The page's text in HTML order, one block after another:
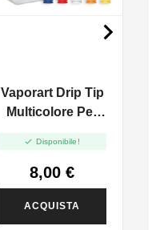
Vaporart Drip Tip
Multicolore Per
 Disponibile!
8,00 €
ACQUISTA
